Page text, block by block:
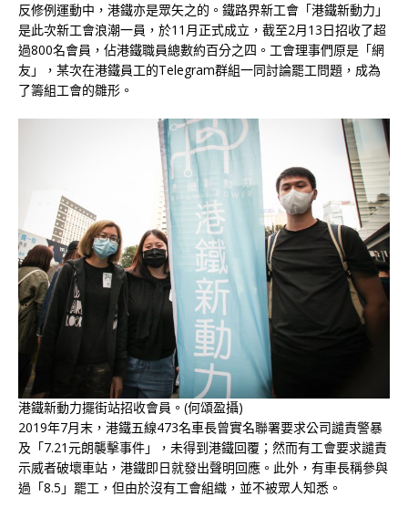
反修例運動中，港鐵亦是眾矢之的。鐵路界新工會「港鐵新動力」
是此次新工會浪潮一員，於11月正式成立，截至2月13日招收了超
過800名會員，佔港鐵職員總數約百分之四。工會理事們原是「網
友」，某次在港鐵員工的Telegram群組一同討論罷工問題，成為
了籌組工會的雛形。
港鐵新動力擺街站招收會員。(何頌盈攝)
2019年7月末，港鐵五線473名車長曾實名聯署要求公司譴責警暴
及「7.21元朗襲擊事件」，未得到港鐵回覆；然而有工會要求譴責
示威者破壞車站，港鐵即日就發出聲明回應。此外，有車長稱參與
過「8.5」罷工，但由於沒有工會組織，並不被眾人知悉。